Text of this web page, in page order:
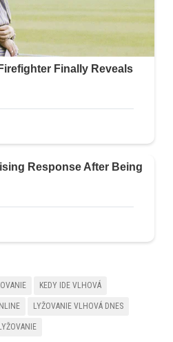
KEDY IDE VLHOVÁ
LYŽOVANIE VLHOVÁ DNES